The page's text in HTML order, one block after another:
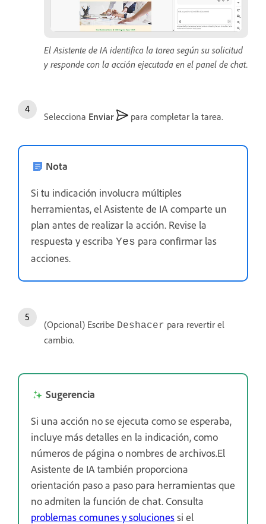
El Asistente de IA identifica la tarea según su solicitud
y responde con la acción ejecutada en el panel de chat.
Selecciona Enviar para completar la tarea.
Nota
Si tu indicación involucra múltiples
herramientas, el Asistente de IA comparte un
plan antes de realizar la acción. Revise la
respuesta y escriba Yes para confirmar las
acciones.
(Opcional) Escribe Deshacer para revertir el
cambio.
Sugerencia
Si una acción no se ejecuta como se esperaba,
incluye más detalles en la indicación, como
números de página o nombres de archivos.El
Asistente de IA también proporciona
orientación paso a paso para herramientas que
no admiten la función de chat. Consulta
problemas comunes y solucionessi el